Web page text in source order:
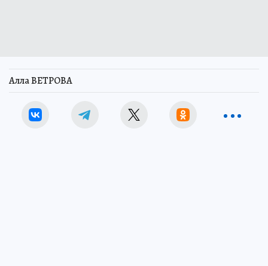
Алла ВЕТРОВА